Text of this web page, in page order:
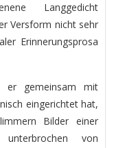
Langgedicht
Versform nicht sehr
Erinnerungsprosa
er gemeinsam mit
eingerichtet hat,
Bilder einer
unterbrochen von